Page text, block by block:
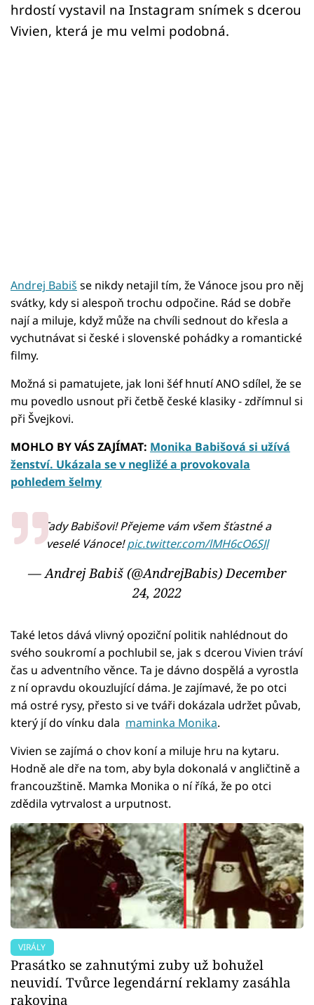
hrdostí vystavil na Instagram snímek s dcerou
Vivien, která je mu velmi podobná.
Andrej Babiš se nikdy netajil tím, že Vánoce jsou pro něj
svátky, kdy si alespoň trochu odpočine. Rád se dobře
nají a miluje, když může na chvíli sednout do křesla a
vychutnávat si české i slovenské pohádky a romantické
filmy.
Možná si pamatujete, jak loni šéf hnutí ANO sdílel, že se
mu povedlo usnout při četbě české klasiky - zdřímnul si
při Švejkovi.
MOHLO BY VÁS ZAJÍMAT: Monika Babišová si užívá
ženství. Ukázala se v negližé a provokovala
pohledem šelmy
Tady Babišovi! Přejeme vám všem šťastné a
veselé Vánoce!pic.twitter.com/lMH6cO6SJl
— Andrej Babiš (@AndrejBabis) December
24, 2022
Také letos dává vlivný opoziční politik nahlédnout do
svého soukromí a pochlubil se, jak s dcerou Vivien tráví
čas u adventního věnce. Ta je dávno dospělá a vyrostla
z ní opravdu okouzlující dáma. Je zajímavé, že po otci
má ostré rysy, přesto si ve tváři dokázala udržet půvab,
který jí do vínku dala maminka Monika.
Vivien se zajímá o chov koní a miluje hru na kytaru.
Hodně ale dře na tom, aby byla dokonalá v angličtině a
francouzštině. Mamka Monika o ní říká, že po otci
zdědila vytrvalost a urputnost.
VIRÁLY
Prasátko se zahnutými zuby už bohužel
neuvidí. Tvůrce legendární reklamy zasáhla
rakovina